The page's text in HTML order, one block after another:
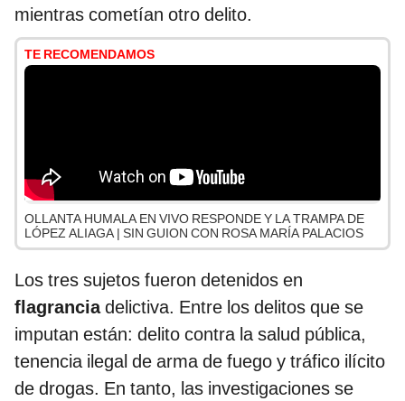
mientras cometían otro delito.
TE RECOMENDAMOS
OLLANTA HUMALA EN VIVO RESPONDE Y LA TRAMPA DE
LÓPEZ ALIAGA | SIN GUION CON ROSA MARÍA PALACIOS
Los tres sujetos fueron detenidos en
flagranciadelictiva. Entre los delitos que se
imputan están: delito contra la salud pública,
tenencia ilegal de arma de fuego y tráfico ilícito
de drogas. En tanto, las investigaciones se